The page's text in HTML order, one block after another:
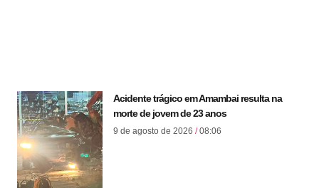
Acidente trágico em Amambai resulta na
morte de jovem de 23 anos
9 de agosto de 2026 08:06